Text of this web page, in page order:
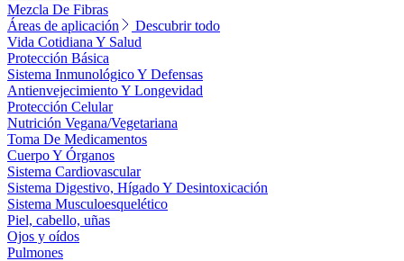
Mezcla De Fibras
Áreas de aplicación
Descubrir todo
Vida Cotidiana Y Salud
Protección Básica
Sistema Inmunológico Y Defensas
Antienvejecimiento Y Longevidad
Protección Celular
Nutrición Vegana/Vegetariana
Toma De Medicamentos
Cuerpo Y Órganos
Sistema Cardiovascular
Sistema Digestivo, Hígado Y Desintoxicación
Sistema Musculoesquelético
Piel, cabello, uñas
Ojos y oídos
Pulmones